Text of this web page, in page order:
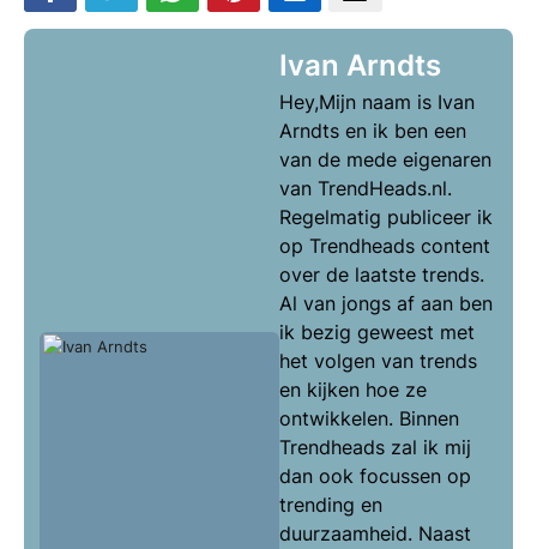
Ivan Arndts
Hey,Mijn naam is Ivan
Arndts en ik ben een
van de mede eigenaren
van TrendHeads.nl.
Regelmatig publiceer ik
op Trendheads content
over de laatste trends.
Al van jongs af aan ben
ik bezig geweest met
het volgen van trends
en kijken hoe ze
ontwikkelen. Binnen
Trendheads zal ik mij
dan ook focussen op
trending en
duurzaamheid. Naast